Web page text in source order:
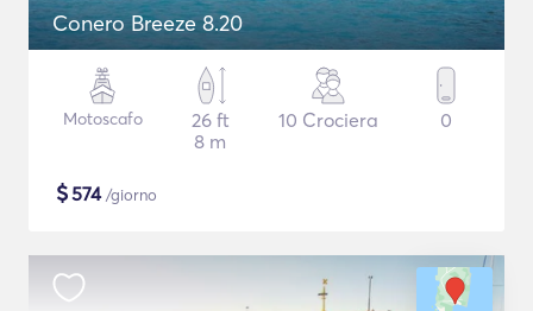
Conero Breeze 8.20
Motoscafo
26 ft
8 m
10 Crociera 0
$574/giorno